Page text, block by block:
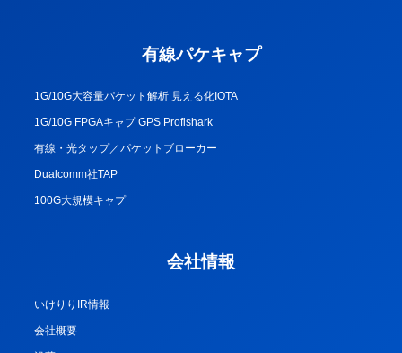
有線パケキャプ
1G/10G大容量パケット解析 見える化IOTA
1G/10G FPGAキャプ GPS Profishark
有線・光タップ／パケットブローカー
Dualcomm社TAP
100G大規模キャプ
会社情報
いけりりIR情報
会社概要